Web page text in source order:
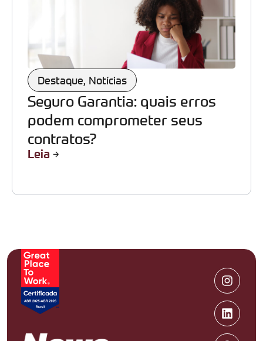
Destaque, Notícias
Seguro Garantia: quais erros
podem comprometer seus
contratos?
Leia